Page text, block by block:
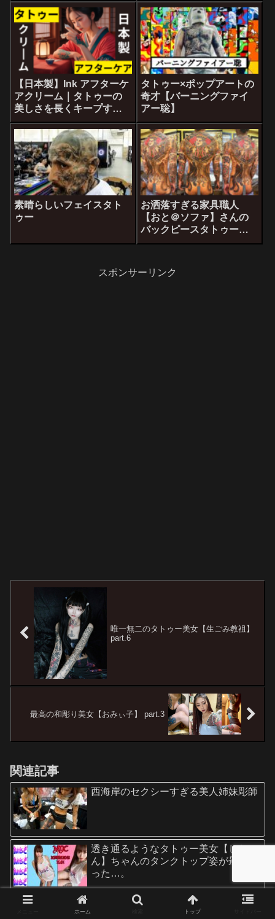
【日本製】Ink アフターケ
アクリーム｜タトゥーの
美しさを長くキープする
ために
タトゥー×ポップアートの
奇才【バーニングファイ
アー聡】
素晴らしいフェイスタト
ゥー
お洒落すぎる家具職人
【おと＠ソファ】さんの
バックピースタトゥーが
最強すぎる
スポンサーリンク
唯一無二のタトゥー美女【生ごみ教祖】
part.6
最高の和彫り美女【おみぃ子】 part.3
関連記事
西海岸のセクシーすぎる美人姉妹彫師
透き通るようなタトゥー美女【しお
ん】ちゃんのタンクトップ姿が最強だ
った…。
《センス最強タトゥー！》お洒落すぎ
ホーム トップ